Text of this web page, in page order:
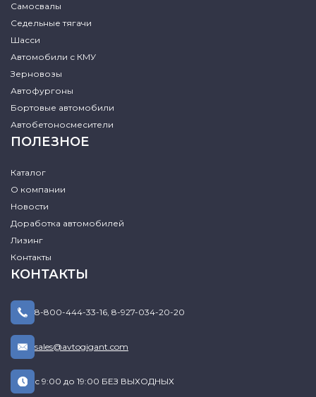
Самосвалы
Седельные тягачи
Шасси
Автомобили с КМУ
Зерновозы
Автофургоны
Бортовые автомобили
Автобетоносмесители
ПОЛЕЗНОЕ
Каталог
О компании
Новости
Доработка автомобилей
Лизинг
Контакты
КОНТАКТЫ
8-800-444-33-16, 8-927-034-20-20
sales@avtogigant.com
с 9:00 до 19:00 БЕЗ ВЫХОДНЫХ